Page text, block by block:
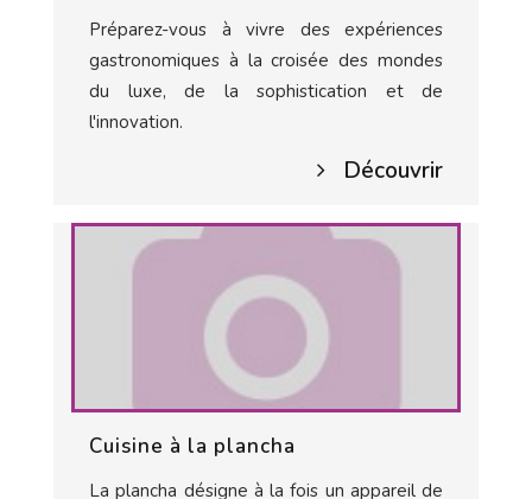
Préparez-vous à vivre des expériences
gastronomiques à la croisée des mondes
du luxe, de la sophistication et de
l'innovation.
Découvrir
Cuisine à la plancha
La plancha désigne à la fois un appareil de